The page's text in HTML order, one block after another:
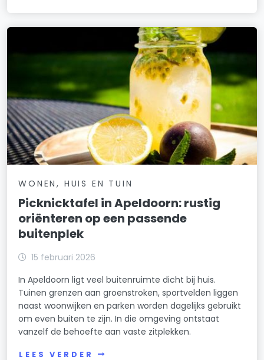
WONEN, HUIS EN TUIN
Picknicktafel in Apeldoorn: rustig
oriënteren op een passende
buitenplek
15 februari 2026
In Apeldoorn ligt veel buitenruimte dicht bij huis.
Tuinen grenzen aan groenstroken, sportvelden liggen
naast woonwijken en parken worden dagelijks gebruikt
om even buiten te zijn. In die omgeving ontstaat
vanzelf de behoefte aan vaste zitplekken.
LEES VERDER